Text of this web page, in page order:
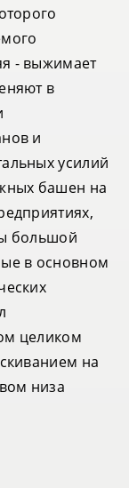
- выжимает
в
и
усилий
башен на
большой
в основном
целиком
на
низа